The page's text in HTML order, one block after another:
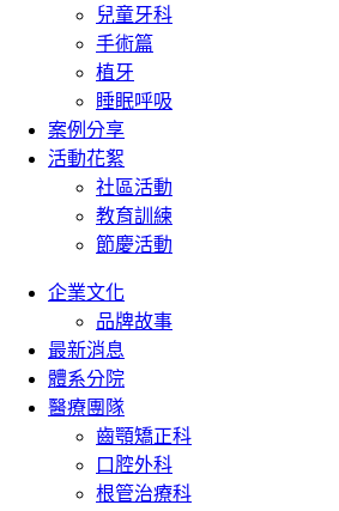
兒童牙科
手術篇
植牙
睡眠呼吸
案例分享
活動花絮
社區活動
教育訓練
節慶活動
企業文化
品牌故事
最新消息
體系分院
醫療團隊
齒顎矯正科
口腔外科
根管治療科